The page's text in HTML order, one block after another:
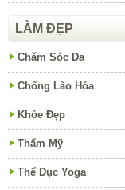
LÀM ĐẸP
Chăm Sóc Da
Chống Lão Hóa
Khỏe Đẹp
Thẩm Mỹ
Thể Dục Yoga